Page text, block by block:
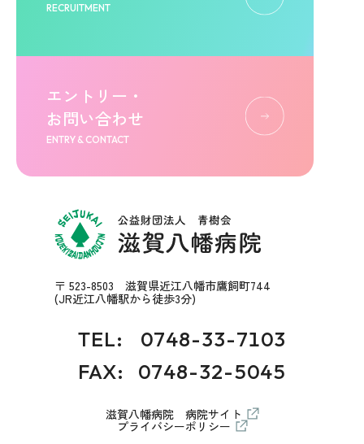
RECRUITMENT
エントリー・
お問い合わせ
ENTRY & CONTACT
〒 523-8503 滋賀県近江八幡市鷹飼町744
(JR近江八幡駅から徒歩3分)
TEL: 0748-33-7103
FAX: 0748-32-5045
滋賀八幡病院 病院サイト
プライバシーポリシー